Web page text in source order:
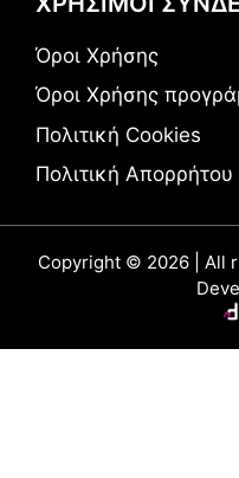
Όροι Χρήσης
Όροι Χρήσης
Πολιτική Cookies
Πολιτική Απορρήτου
Copyright © 2026 | All